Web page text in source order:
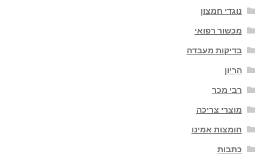
נוגדי חמצון
מכשור רפואי
בדיקות מעבדה
הריון
רבי מכר
מוצרי צריכה
חומצות אמינו
כתבות